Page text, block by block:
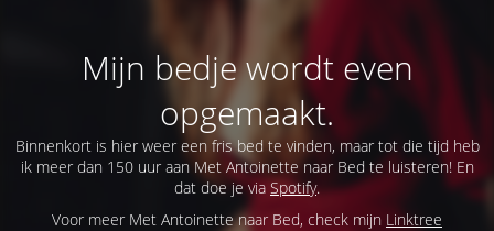
Mijn bedje wordt even
opgemaakt.
Binnenkort is hier weer een fris bed te vinden, maar tot die tijd heb
ik meer dan 150 uur aan Met Antoinette naar Bed te luisteren! En
dat doe je via Spotify.
Voor meer Met Antoinette naar Bed, check mijn Linktree